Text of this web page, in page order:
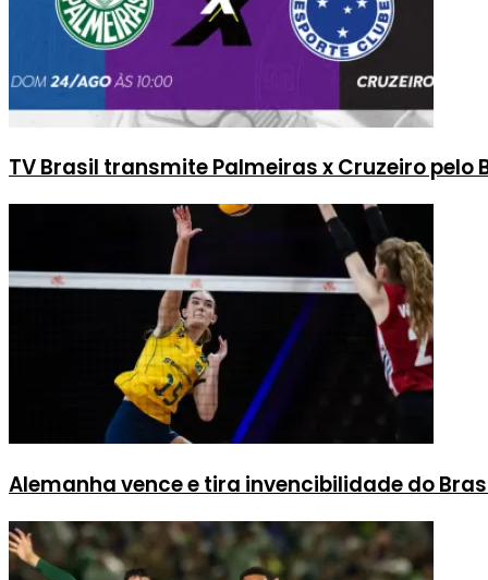
TV Brasil transmite Palmeiras x Cruzeiro pelo
Alemanha vence e tira invencibilidade do